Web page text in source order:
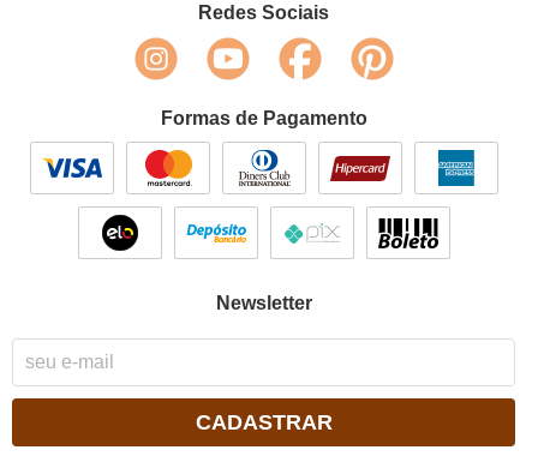
Redes Sociais
Formas de Pagamento
Newsletter
CADASTRAR